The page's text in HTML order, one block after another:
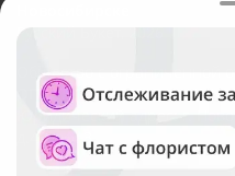
Русский Букет, 2026
Общество с ограниченной
ОГРН: 1195476081745, ИНН:
Юридический адрес: г.
д.42, оф. 3